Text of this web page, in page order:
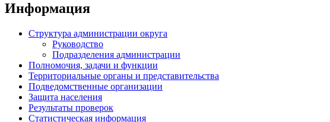
Информация
Структура администрации округа
Руководство
Подразделения администрации
Полномочия, задачи и функции
Территориальные органы и представительства
Подведомственные организации
Защита населения
Результаты проверок
Статистическая информация